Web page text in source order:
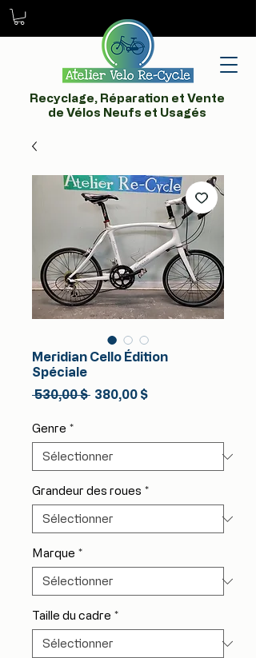
Recyclage, Réparation et Vente
de Vélos Neufs et Usagés
Meridian Cello Édition
Spéciale
530,00 $ Prix
380,00 $Prix
Genre *
Grandeur des roues *
Marque *
Taille du cadre *